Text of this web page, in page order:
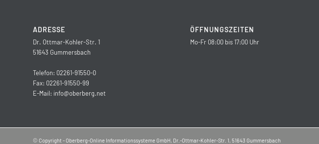
ADRESSE
Dr. Ottmar-Kohler-Str. 1
51643 Gummersbach
Telefon: 02261-91550-0
Fax: 02261-91550-99
E-Mail: info@oberberg.net
ÖFFNUNGSZEITEN
Mo-Fr 08:00 bis 17:00 Uhr
© Copyright - Oberberg-Online Informationssysteme GmbH, Dr.-Ottmar-Kohler-Str. 1, 51643 Gummersbach